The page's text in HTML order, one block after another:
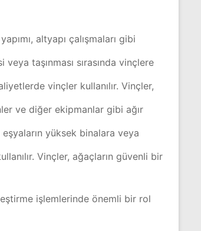
altyapı çalışmaları gibi
taşınması sırasında vinçlere
vinçler kullanılır. Vinçler,
ve diğer ekipmanlar gibi ağır
yüksek binalara veya
Vinçler, ağaçların güvenli bir
işlemlerinde önemli bir rol